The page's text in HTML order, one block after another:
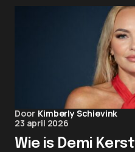
Door Kimberly Schievink
23 april 2026
Wie is Demi